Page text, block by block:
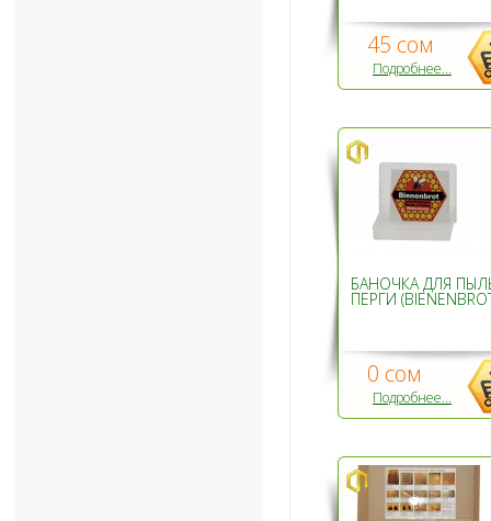
45 сом
Подробнее...
БАНОЧКА ДЛЯ
ПЕРГИ
0 сом
Подробнее...